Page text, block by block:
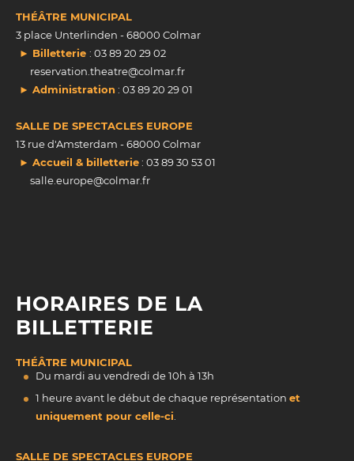
THÉÂTRE MUNICIPAL
3 place Unterlinden - 68000 Colmar
► Billetterie : 03 89 20 29 02
reservation.theatre@colmar.fr
► Administration : 03 89 20 29 01
SALLE DE SPECTACLES EUROPE
13 rue d'Amsterdam - 68000 Colmar
► Accueil & billetterie: 03 89 30 53 01
salle.europe@colmar.fr
HORAIRES DE LA
BILLETTERIE
THÉÂTRE MUNICIPAL
Du mardi au vendredi de 10h à 13h
1 heure avant le début de chaque représentation et
uniquement pour celle-ci
SALLE DE SPECTACLES EUROPE